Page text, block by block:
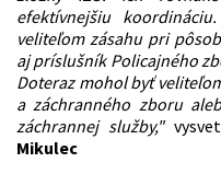
efektívnejšiu
veliteľom zásahu pri
aj príslušník Policajného
Doteraz mohol byť
a záchranného zboru
záchrannej služby,"
Mikulec